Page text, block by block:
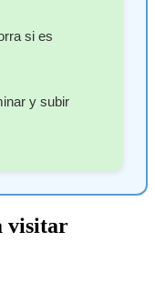
si es
y subir
visitar